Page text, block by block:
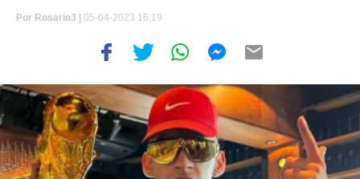
Por Rosario3 | 05-04-2023 16:19